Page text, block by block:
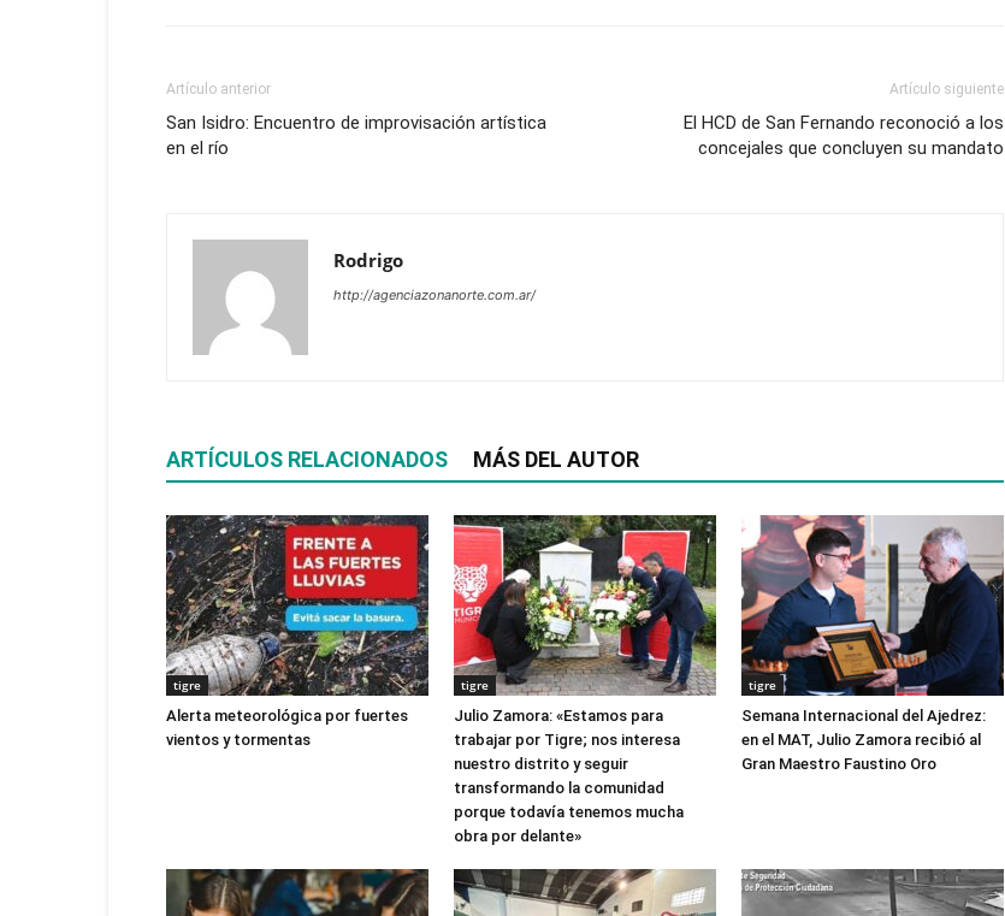
Artículo anterior
San Isidro: Encuentro de improvisación artística
en el río
Artículo siguiente
El HCD de San Fernando reconoció a los
concejales que concluyen su mandato
Rodrigo
http://agenciazonanorte.com.ar/
ARTÍCULOS RELACIONADOS MÁS DEL AUTOR
tigre
Alerta meteorológica por fuertes
vientos y tormentas
tigre
Julio Zamora: «Estamos para
trabajar por Tigre; nos interesa
nuestro distrito y seguir
transformando la comunidad
porque todavía tenemos mucha
obra por delante»
tigre
Semana Internacional del Ajedrez:
en el MAT, Julio Zamora recibió al
Gran Maestro Faustino Oro